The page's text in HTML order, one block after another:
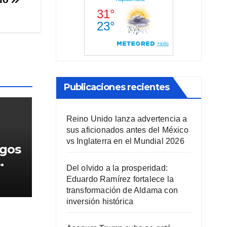
Publicaciones recientes
Reino Unido lanza advertencia a
sus aficionados antes del México
vs Inglaterra en el Mundial 2026
Del olvido a la prosperidad:
Eduardo Ramírez fortalece la
transformación de Aldama con
inversión histórica